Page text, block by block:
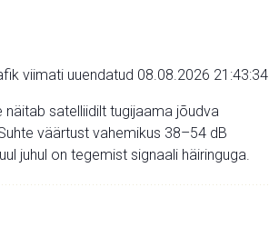
viimati uuendatud 08.08.2026 21:43:34
näitab satelliidilt tugijaama jõudva
väärtust vahemikus 38–54 dB
juhul on tegemist signaali häiringuga.